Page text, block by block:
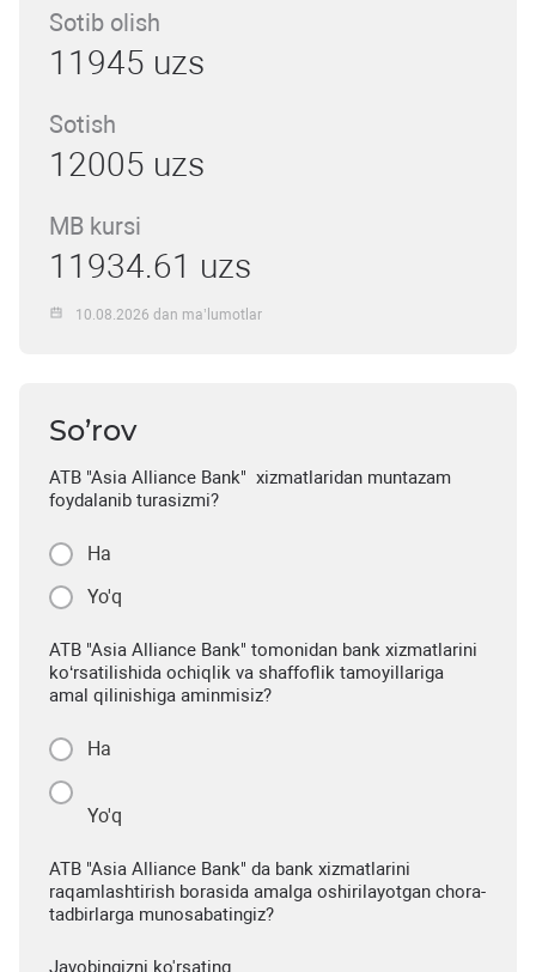
Sotib olish
11945 uzs
Sotish
12005 uzs
MB kursi
11934.61 uzs
10.08.2026 dan ma’lumotlar
So’rov
ATB "Asia Alliance Bank" xizmatlaridan muntazam
foydalanib turasizmi?
Ha
Yo'q
ATB "Asia Alliance Bank" tomonidan bank xizmatlarini
ko‘rsatilishida ochiqlik va shaffoflik tamoyillariga
amal qilinishiga aminmisiz?
Ha
Yo'q
ATB "Asia Alliance Bank" da bank xizmatlarini
raqamlashtirish borasida amalga oshirilayotgan chora-
tadbirlarga munosabatingiz?
Javobingizni ko'rsating